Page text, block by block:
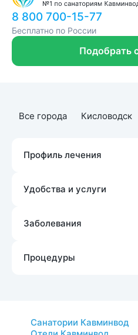
8 800 700-15-77
Бесплатно по России
Подобрать
Все города Кисловодск
Профиль лечения
Удобства и услуги
Заболевания
Процедуры
Санатории Кавминвод